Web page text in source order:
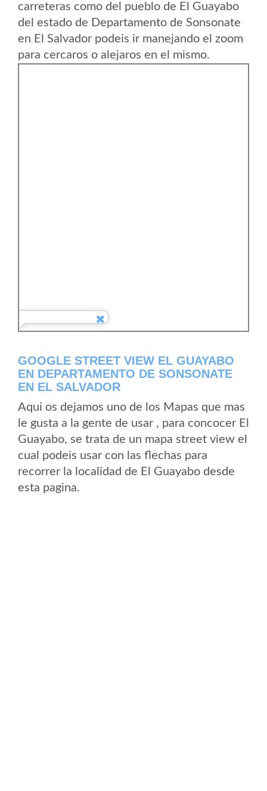
carreteras como del pueblo de El Guayabo
del estado de Departamento de Sonsonate
en El Salvador podeis ir manejando el zoom
para cercaros o alejaros en el mismo.
GOOGLE STREET VIEW EL GUAYABO
EN DEPARTAMENTO DE SONSONATE
EN EL SALVADOR
Aqui os dejamos uno de los Mapas que mas
le gusta a la gente de usar , para concocer El
Guayabo, se trata de un mapa street view el
cual podeis usar con las flechas para
recorrer la localidad de El Guayabo desde
esta pagina.